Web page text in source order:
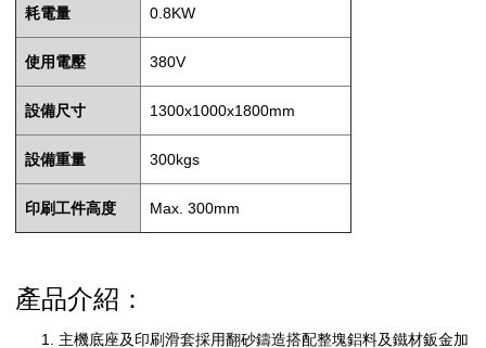
耗電量 0.8KW
使用電壓 380V
設備尺寸 1300x1000x1800mm
設備重量 300kgs
印刷工件高度 Max. 300mm
產品介紹：
主機底座及印刷滑套採用翻砂鑄造搭配整塊鋁料及鐵材鈑金加